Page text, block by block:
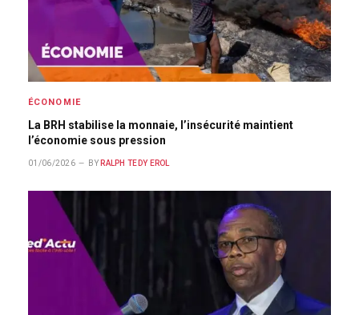
ÉCONOMIE
La BRH stabilise la monnaie, l’insécurité maintient
l’économie sous pression
01/06/2026 BY RALPH TEDY EROL